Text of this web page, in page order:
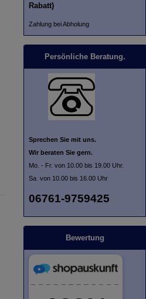
Rabatt)
Zahlung bei Abholung
Persönliche Beratung.
Sprechen Sie mit uns.
Wir beraten Sie gern.
Mo. - Fr. von 10.00 bis 19.00 Uhr.
Sa. von 10.00 bis 16.00 Uhr
06761-9759425
Bewertung